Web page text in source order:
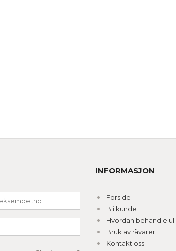
INFORMASJON
Forside
Bli kunde
Hvordan behandle ull
Bruk av råvarer
Kontakt oss